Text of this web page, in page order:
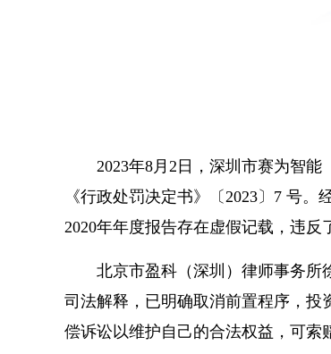
2023年8月2日，深圳市赛为智
《行政处罚决定书》〔2023〕7 号
2020年年度报告存在虚假记载，违反
北京市盈科（深圳）律师事务所
司法解释，已明确取消前置程序，
偿诉讼以维护自己的合法权益，可索